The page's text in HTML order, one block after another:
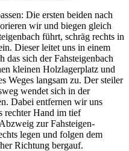
Die ersten beiden nach
wir und biegen gleich
führt, schräg rechts in
Dieser leitet uns in einem
das sich der Fahsteigenbach
kleinen Holzlagerplatz und
Weges langsam zu. Der steiler
wendet sich in der
Dabei entfernen wir uns
rechter Hand im tief
zur Fahsteigen-
legen und folgen dem
Richtung bergauf.